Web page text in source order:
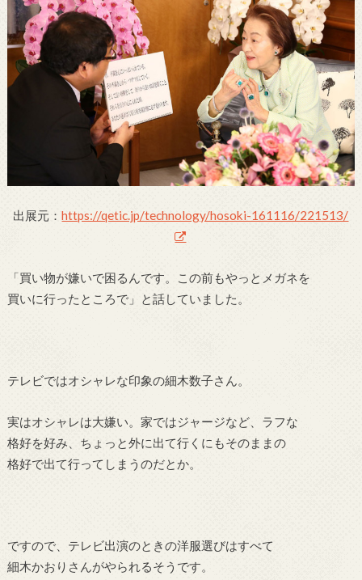
出展元：https://qetic.jp/technology/hosoki-161116/221513/
「買い物が嫌いで困るんです。この前もやっとメガネを
買いに行ったところで」と話していました。
テレビではオシャレな印象の細木数子さん。
実はオシャレは大嫌い。家ではジャージなど、ラフな
格好を好み、ちょっと外に出て行くにもそのままの
格好で出て行ってしまうのだとか。
ですので、テレビ出演のときの洋服選びはすべて
細木かおりさんがやられるそうです。